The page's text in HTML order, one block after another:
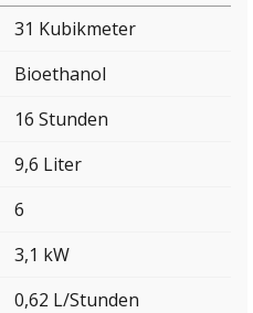
31 Kubikmeter
Bioethanol
16 Stunden
9,6 Liter
6
3,1 kW
0,62 L/Stunden